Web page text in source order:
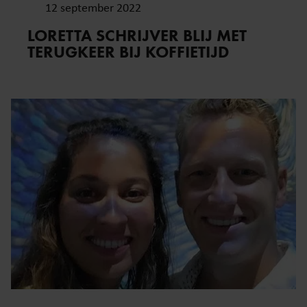
12 september 2022
LORETTA SCHRIJVER BLIJ MET
TERUGKEER BIJ KOFFIETIJD